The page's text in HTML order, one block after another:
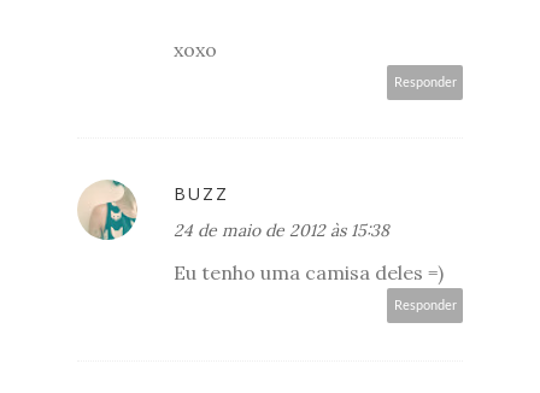
xoxo
Responder
BUZZ
24 de maio de 2012 às 15:38
Eu tenho uma camisa deles =)
Responder